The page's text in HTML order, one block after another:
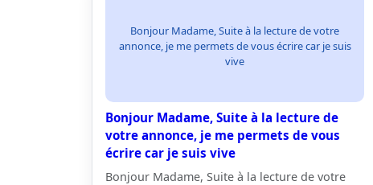
Bonjour Madame, Suite à la lecture de votre
annonce, je me permets de vous écrire car je suis
vive
Bonjour Madame, Suite à la lecture de
votre annonce, je me permets de vous
écrire car je suis vive
Bonjour Madame, Suite à la lecture de votre